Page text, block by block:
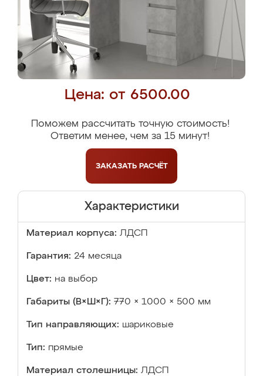
Цена: от 6500.00
Поможем рассчитать точную стоимость!
Ответим менее, чем за 15 минут!
ЗАКАЗАТЬ РАСЧЁТ
Характеристики
Материал корпуса: ЛДСП
Гарантия: 24 месяца
Цвет: на выбор
Габариты (В×Ш×Г): 770 × 1000 × 500 мм
Тип направляющих: шариковые
Тип: прямые
Материал столешницы: ЛДСП